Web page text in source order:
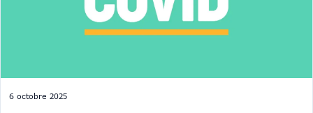
6 octobre 2025